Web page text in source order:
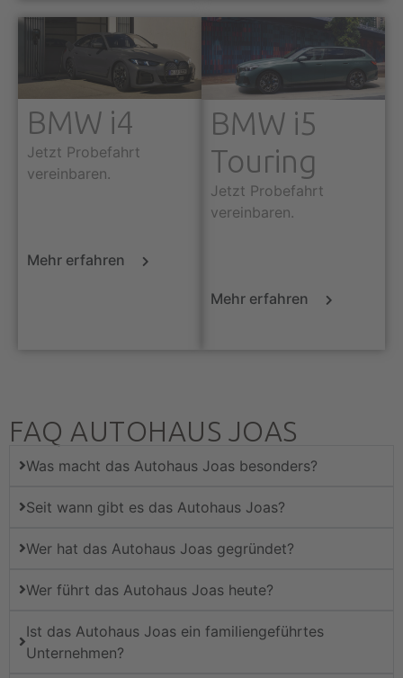
BMW i4
Jetzt Probefahrt
vereinbaren.
Mehr erfahren
BMW i5
Touring
Jetzt Probefahrt
vereinbaren.
Mehr erfahren
FAQ AUTOHAUS JOAS
Was macht das Autohaus Joas besonders?
Seit wann gibt es das Autohaus Joas?
Wer hat das Autohaus Joas gegründet?
Wer führt das Autohaus Joas heute?
Ist das Autohaus Joas ein familiengeführtes
Unternehmen?